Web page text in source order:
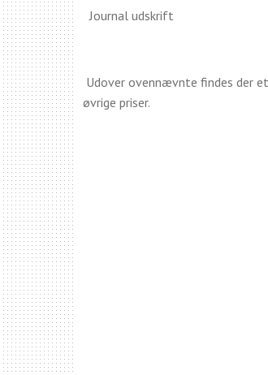
Journal udskrift
Udover ovennævnte findes der
øvrige priser.